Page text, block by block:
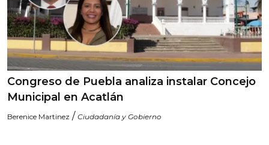
Congreso de Puebla analiza instalar Concejo
Municipal en Acatlán
Berenice Martinez / Ciudadanía y Gobierno